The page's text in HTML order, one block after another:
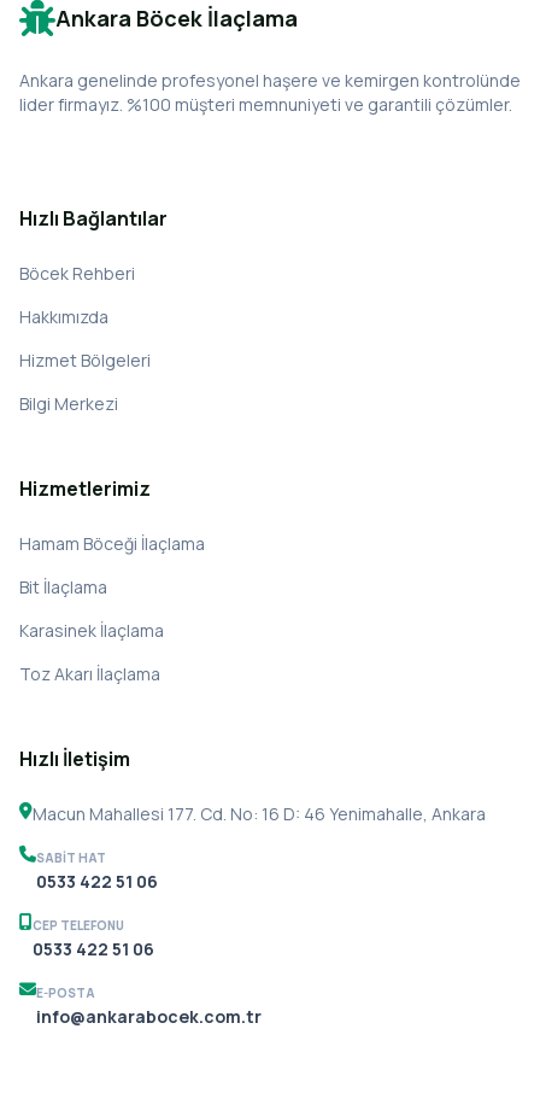
Ankara Böcek İlaçlama
Ankara genelinde profesyonel haşere ve kemirgen kontrolünde
lider firmayız. %100 müşteri memnuniyeti ve garantili çözümler.
Hızlı Bağlantılar
Böcek Rehberi
Hakkımızda
Hizmet Bölgeleri
Bilgi Merkezi
Hizmetlerimiz
Hamam Böceği İlaçlama
Bit İlaçlama
Karasinek İlaçlama
Toz Akarı İlaçlama
Hızlı İletişim
Macun Mahallesi 177. Cd. No: 16 D: 46 Yenimahalle, Ankara
SABIT HAT
0533 422 51 06
CEP TELEFONU
0533 422 51 06
E-POSTA
info@ankarabocek.com.tr